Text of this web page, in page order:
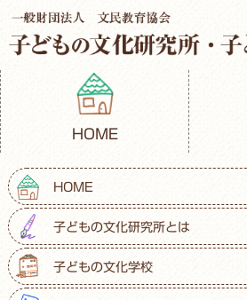
HOME
HOME
子どもの文化研究所とは
子どもの文化学校